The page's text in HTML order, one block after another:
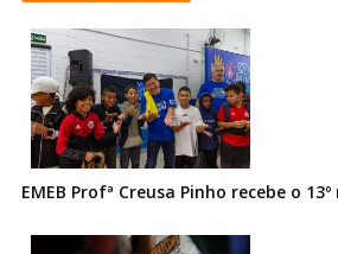
EMEB Profª Creusa Pinho recebe o